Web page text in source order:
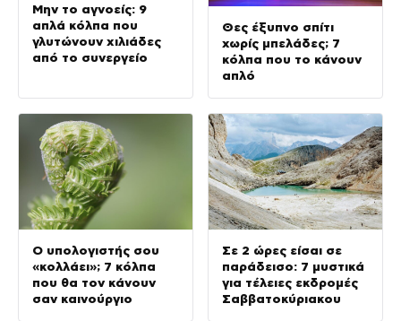
Μην το αγνοείς: 9
απλά κόλπα που
γλυτώνουν χιλιάδες
από το συνεργείο
Θες έξυπνο σπίτι
χωρίς μπελάδες; 7
κόλπα που το κάνουν
απλό
Ο υπολογιστής σου
«κολλάει»; 7 κόλπα
που θα τον κάνουν
σαν καινούργιο
Σε 2 ώρες είσαι σε
παράδεισο: 7 μυστικά
για τέλειες εκδρομές
Σαββατοκύριακου